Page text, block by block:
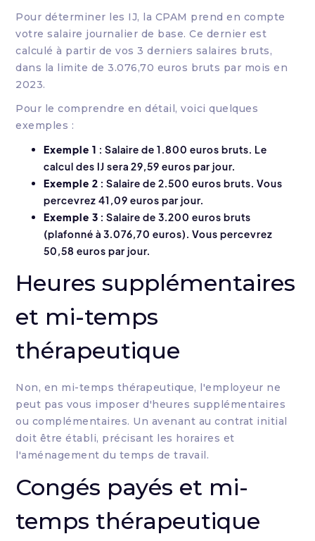
Pour déterminer les IJ, la CPAM prend en compte
votre salaire journalier de base. Ce dernier est
calculé à partir de vos 3 derniers salaires bruts,
dans la limite de 3.076,70 euros bruts par mois en
2023.
Pour le comprendre en détail, voici quelques
exemples :
Exemple 1 : Salaire de 1.800 euros bruts. Le
calcul des IJ sera 29,59 euros par jour.
Exemple 2 : Salaire de 2.500 euros bruts. Vous
percevrez 41,09 euros par jour.
Exemple 3 : Salaire de 3.200 euros bruts
(plafonné à 3.076,70 euros). Vous percevrez
50,58 euros par jour.
Heures supplémentaires
et mi-temps
thérapeutique
Non, en mi-temps thérapeutique, l'employeur ne
peut pas vous imposer d'heures supplémentaires
ou complémentaires. Un avenant au contrat initial
doit être établi, précisant les horaires et
l'aménagement du temps de travail.
Congés payés et mi-
temps thérapeutique